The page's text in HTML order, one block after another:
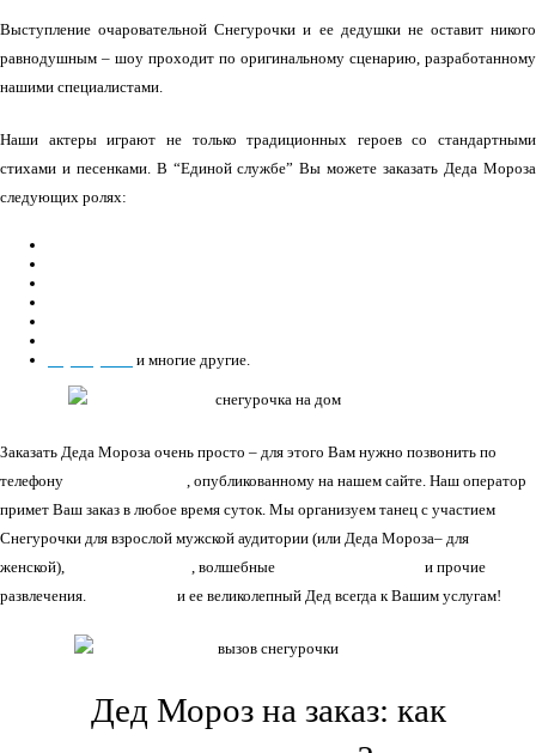
Выступление очаровательной Снегурочки и ее дедушки не оставит никого
равнодушным – шоу проходит по оригинальному сценарию, разработанному
нашими специалистами.
Наши актеры играют не только традиционных героев со стандартными
стихами и песенками. В “Единой службе” Вы можете заказать Деда Мороза
следующих ролях:
и многие другие.
Заказать Деда Мороза очень просто – для этого Вам нужно позвонить по
телефону
, опубликованному на нашем сайте. Наш оператор
примет Ваш заказ в любое время суток. Мы организуем танец с участием
Снегурочки для взрослой мужской аудитории (или Деда Мороза– для
женской),
, волшебные
и прочие
развлечения.
и ее великолепный Дед всегда к Вашим услугам!
Дед Мороз на заказ: как